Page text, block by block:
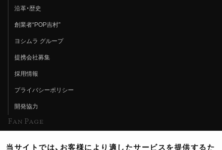
沿革・歴史
創業者“POP吉村”
ヨシムラ グループ
提携会社募集
採用情報
プライバシーポリシー
開発協力
Fan Page
当サイトでは、お客様により適したサービスを提供するた